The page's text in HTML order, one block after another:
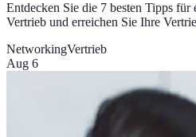
Entdecken Sie die 7 besten Tipps
Vertrieb und erreichen Sie Ihre
NetworkingVertrieb
Aug 6